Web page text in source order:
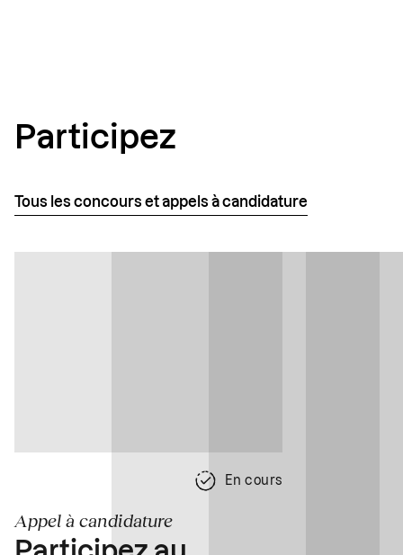
Participez
Tous les concours et appels à candidature
En cours
Appel à candidature